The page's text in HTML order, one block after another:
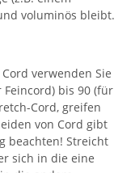
voluminös bleibt.
verwenden Sie
bis 90 (für
Cord, greifen
von Cord gibt
beachten! Streicht
sich in die eine